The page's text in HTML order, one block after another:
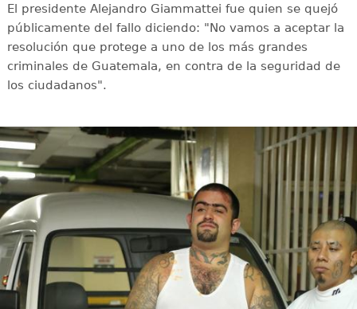
El presidente Alejandro Giammattei fue quien se quejó
públicamente del fallo diciendo: "No vamos a aceptar la
resolución que protege a uno de los más grandes
criminales de Guatemala, en contra de la seguridad de
los ciudadanos".